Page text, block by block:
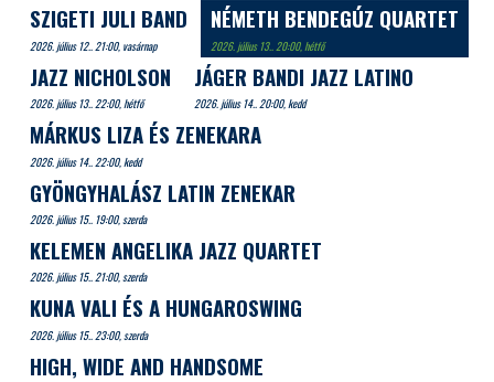
SZIGETI JULI BAND
2026. július 12.. 21:00, vasárnap
NÉMETH BENDEGÚZ QUARTET
2026. július 13.. 20:00, hétfő
JAZZ NICHOLSON
2026. július 13.. 22:00, hétfő
JÁGER BANDI JAZZ LATINO
2026. július 14.. 20:00, kedd
MÁRKUS LIZA ÉS ZENEKARA
2026. július 14.. 22:00, kedd
GYÖNGYHALÁSZ LATIN ZENEKAR
2026. július 15.. 19:00, szerda
KELEMEN ANGELIKA JAZZ QUARTET
2026. július 15.. 21:00, szerda
KUNA VALI ÉS A HUNGAROSWING
2026. július 15.. 23:00, szerda
HIGH, WIDE AND HANDSOME